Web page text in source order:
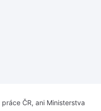
ČR, ani Ministerstva